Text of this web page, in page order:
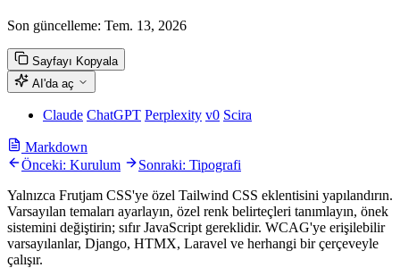
Son güncelleme: Tem. 13, 2026
Sayfayı Kopyala
AI'da aç
Claude ChatGPT Perplexity v0 Scira
Markdown
Önceki: Kurulum
Sonraki: Tipografi
Yalnızca Frutjam CSS'ye özel Tailwind CSS eklentisini yapılandırın.
Varsayılan temaları ayarlayın, özel renk belirteçleri tanımlayın, önek
sistemini değiştirin; sıfır JavaScript gereklidir. WCAG'ye erişilebilir
varsayılanlar, Django, HTMX, Laravel ve herhangi bir çerçeveyle
çalışır.